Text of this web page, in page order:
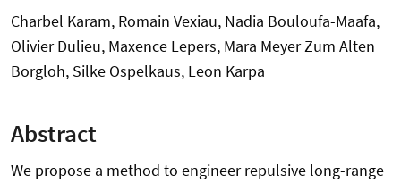
Charbel Karam, Romain Vexiau, Nadia Bouloufa-Maafa,
Olivier Dulieu, Maxence Lepers, Mara Meyer Zum Alten
Borgloh, Silke Ospelkaus, Leon Karpa
Abstract
We propose a method to engineer repulsive long-range